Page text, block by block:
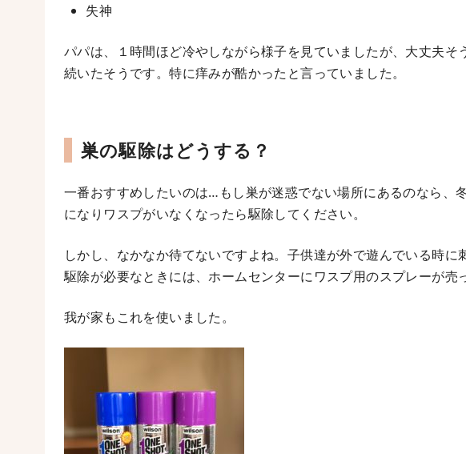
失神
パパは、１時間ほど冷やしながら様子を見ていましたが、大丈夫そ
続いたそうです。特に痒みが酷かったと言っていました。
巣の駆除はどうする？
一番おすすめしたいのは…もし巣が迷惑でない場所にあるのなら、
になりワスプがいなくなったら駆除してください。
しかし、なかなか待てないですよね。子供達が外で遊んでいる時
駆除が必要なときには、ホームセンターにワスプ用のスプレーが売
我が家もこれを使いました。